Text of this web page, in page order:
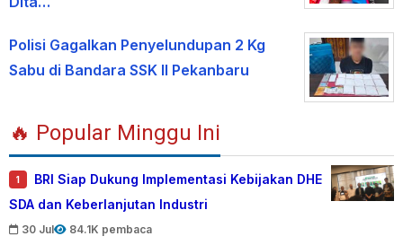
Polisi Gagalkan Penyelundupan 2 Kg
Sabu di Bandara SSK II Pekanbaru
🔥 Popular Minggu Ini
1
BRI Siap Dukung Implementasi Kebijakan DHE
SDA dan Keberlanjutan Industri
30 Jul 84.1K pembaca